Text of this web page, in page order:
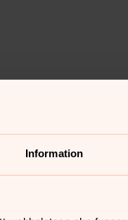
Information